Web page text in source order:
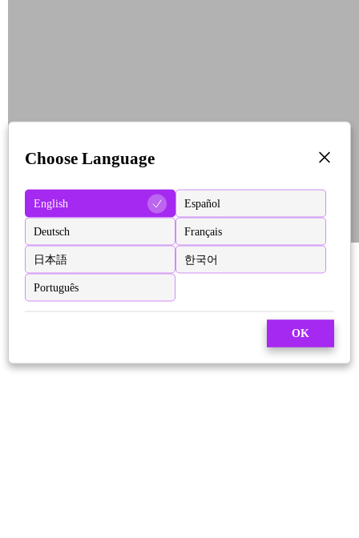
Choose Language
English Español
Deutsch Français
日本語 한국어
Português
OK